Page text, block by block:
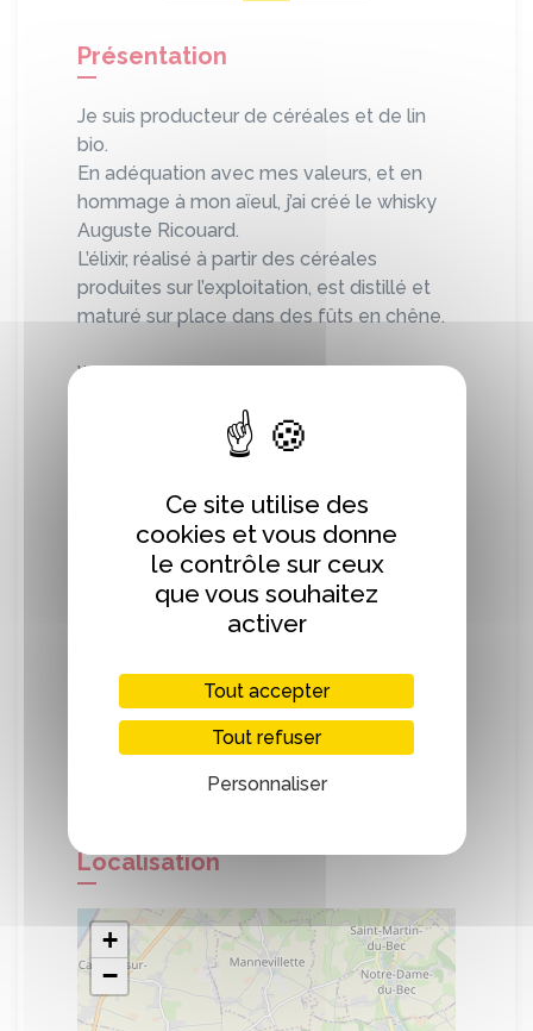
Présentation
Je suis producteur de céréales et de lin
bio.
En adéquation avec mes valeurs, et en
hommage à mon aïeul, j’ai créé le whisky
Auguste Ricouard.
L’élixir, réalisé à partir des céréales
produites sur l’exploitation, est distillé et
maturé sur place dans des fûts en chêne.
Whisky single malt, fermier et artisanal,
ferme de la Randouerie, Fontenay.
Le moût fermenté est distillé deux fois
dans des alambics en cuivre, distillation à
puis en fût de porto blanc pour amener
des goûts d’agrumes, de fleurs et
Localisation
+
−
Ce site utilise des
cookies et vous donne
le contrôle sur ceux
que vous souhaitez
activer
Tout accepter
Tout refuser
Personnaliser